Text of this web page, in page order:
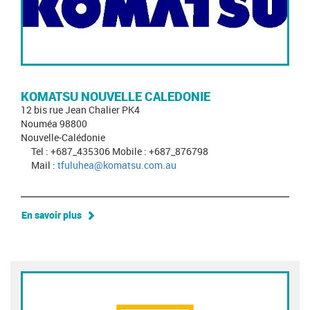
KOMATSU NOUVELLE CALEDONIE
12 bis rue Jean Chalier PK4
Nouméa 98800
Nouvelle-Calédonie
Tel : +687_435306 Mobile : +687_876798
Mail : tfuluhea@komatsu.com.au
En savoir plus